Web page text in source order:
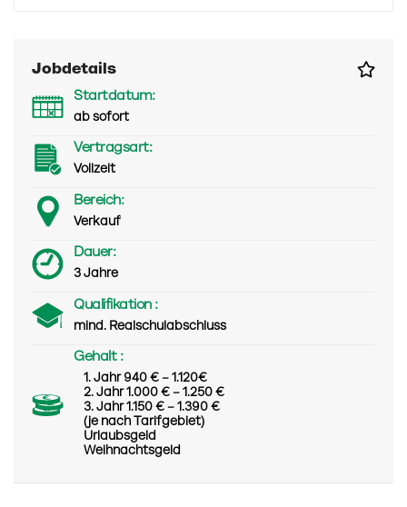
Jobdetails
Startdatum:
ab sofort
Vertragsart:
Vollzeit
Bereich:
Verkauf
Dauer:
3 Jahre
Qualifikation :
mind. Realschulabschluss
Gehalt :
1. Jahr 940 € – 1.120€
2. Jahr 1.000 € – 1.250 €
3. Jahr 1.150 € – 1.390 €
(je nach Tarifgebiet)
Urlaubsgeld
Weihnachtsgeld